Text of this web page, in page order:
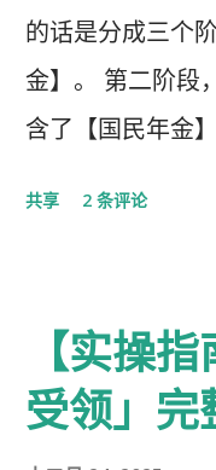
的话是分成三个
金】。 第二阶段
含了【国民年金
60岁未满。
共享 2 条评论
【实操
受领」完